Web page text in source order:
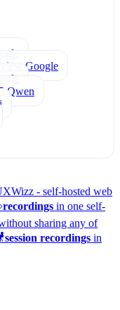
Google
Qwen
- self-hosted web
recordings in one self-
sharing any of
session recordings in